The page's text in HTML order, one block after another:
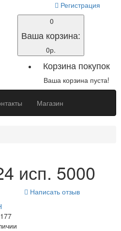
Регистрация
0
Ваша корзина:
0р.
Корзина покупок
Ваша корзина пуста!
Магазин
исп. 5000
Написать отзыв